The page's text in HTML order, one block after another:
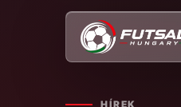
HÍREK